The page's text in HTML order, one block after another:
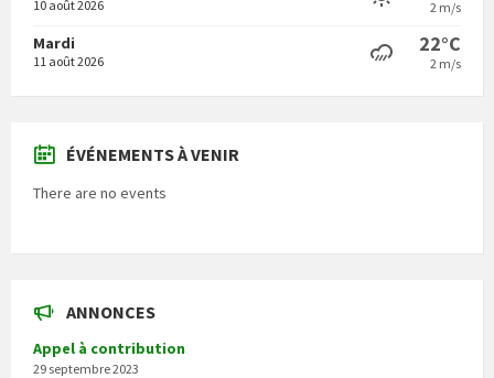
10 août 2026 2 m/s
Mardi
11 août 2026
22°C
2 m/s
ÉVÉNEMENTS À VENIR
There are no events
ANNONCES
Appel à contribution
29 septembre 2023